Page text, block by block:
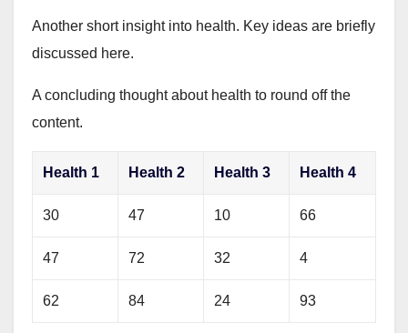
Another short insight into health. Key ideas are briefly
discussed here.
A concluding thought about health to round off the
content.
Health 1 Health 2 Health 3 Health 4
30 47 10 66
47 72 32 4
62 84 24 93